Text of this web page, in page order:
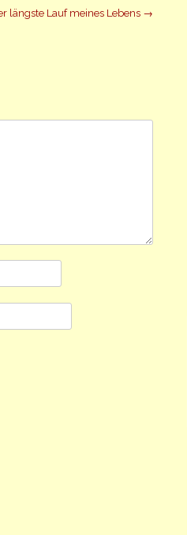
längste Lauf meines Lebens →